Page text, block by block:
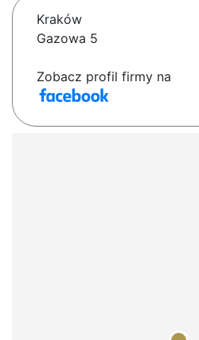
Kraków
Gazowa 5
Zobacz profil firmy na